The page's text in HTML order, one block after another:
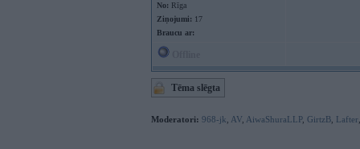
No: Rīga
Ziņojumi: 17
Braucu ar:
Tēma slēgta
Moderatori: 968-jk AV AiwaShuraLLP, GirtzB Lafter